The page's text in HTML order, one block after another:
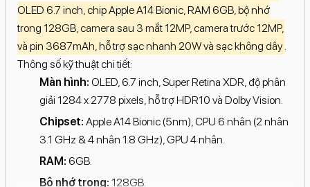
OLED 6.7 inch, chip Apple A14 Bionic, RAM 6GB, bộ nhớ
trong 128GB, camera sau 3 mắt 12MP, camera trước 12MP,
và pin 3687mAh, hỗ trợ sạc nhanh 20W và sạc không dây .
Thông số kỹ thuật chi tiết:
Màn hình: OLED, 6.7 inch, Super Retina XDR, độ phân
giải 1284 x 2778 pixels, hỗ trợ HDR10 và Dolby Vision.
Chipset: Apple A14 Bionic (5nm), CPU 6 nhân (2 nhân
3.1 GHz & 4 nhân 1.8 GHz), GPU 4 nhân.
RAM: 6GB.
Bộ nhớ trong: 128GB.